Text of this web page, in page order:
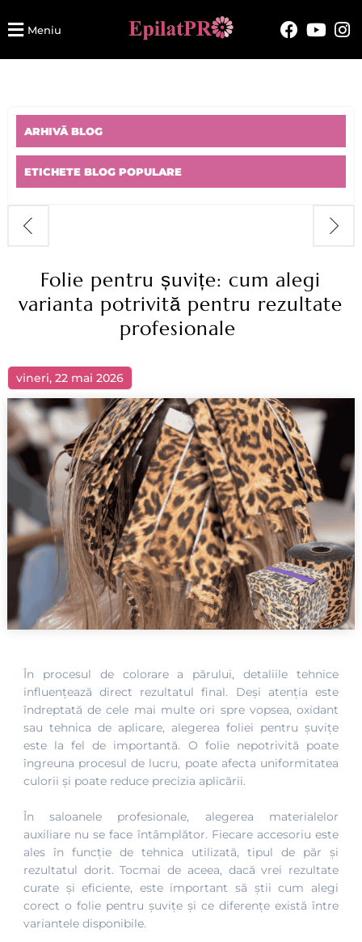
Meniu
ARHIVĂ BLOG
ETICHETE BLOG POPULARE
Folie pentru șuvițe: cum alegi
varianta potrivită pentru rezultate
profesionale
vineri, 22 mai 2026
În procesul de colorare a părului, detaliile tehnice
influențează direct rezultatul final. Deși atenția este
îndreptată de cele mai multe ori spre vopsea, oxidant
sau tehnica de aplicare, alegerea foliei pentru șuvițe
este la fel de importantă. O folie nepotrivită poate
îngreuna procesul de lucru, poate afecta uniformitatea
culorii și poate reduce precizia aplicării.
În saloanele profesionale, alegerea materialelor
auxiliare nu se face întâmplător. Fiecare accesoriu este
ales în funcție de tehnica utilizată, tipul de păr și
rezultatul dorit. Tocmai de aceea, dacă vrei rezultate
curate și eficiente, este important să știi cum alegi
corect o folie pentru șuvițe și ce diferențe există între
variantele disponibile.